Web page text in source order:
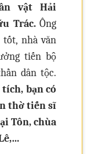
vật Hải
Trác.Ông
nhà văn
tiến bộ
dân tộc.
bạn có
thờ tiến sĩ
Tôn, chùa